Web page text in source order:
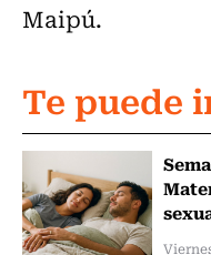
Maipú.
Te puede